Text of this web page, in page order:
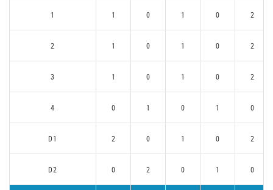
1 1 0 1 0 2
2 1 0 1 0 2
3 1 0 1 0 2
4 0 1 0 1 0
D1 2 0 1 0 2
D2 0 2 0 1 0